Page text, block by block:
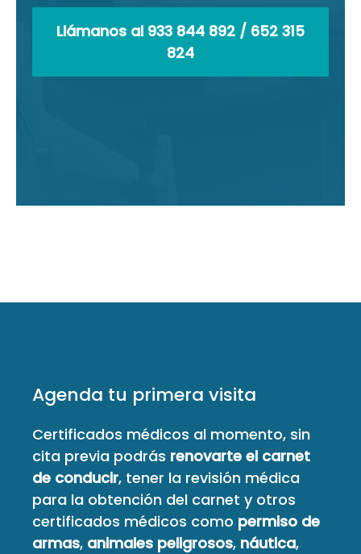
Llámanos al 933 844 892 / 652 315
824
Agenda tu primera visita
Certificados médicos al momento, sin
cita previa podrás renovarte el carnet
de conducir, tener la revisión médica
para la obtención del carnet y otros
certificados médicos como permiso de
armas, animales peligrosos, náutica,